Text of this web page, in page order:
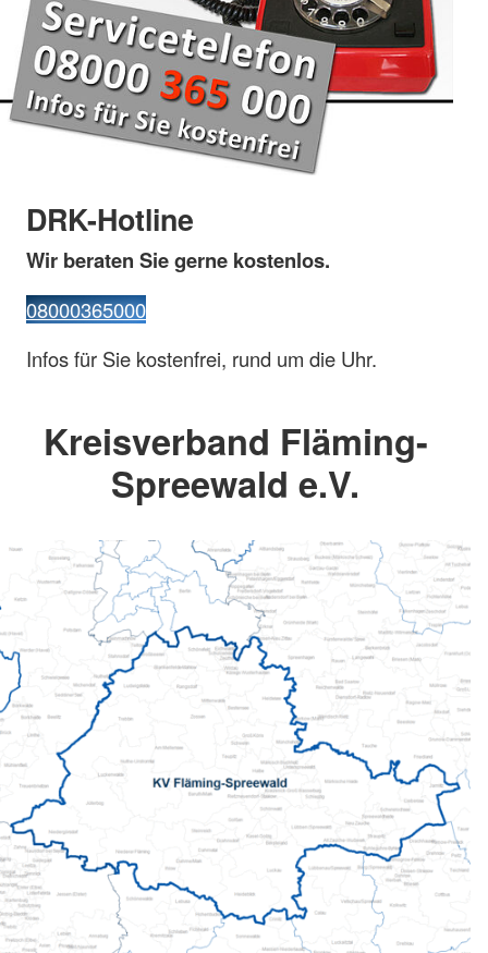
DRK-Hotline
Wir beraten Sie gerne kostenlos.
08000365000
Infos für Sie kostenfrei, rund um die Uhr.
Kreisverband Fläming-
Spreewald e.V.